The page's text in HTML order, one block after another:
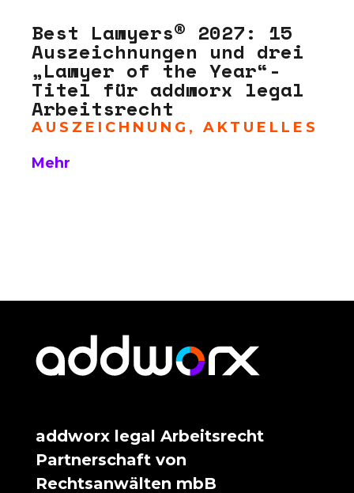
Best Lawyers® 2027: 15
Auszeichnungen und drei
„Lawyer of the Year“-
Titel für addworx legal
Arbeitsrecht
AUSZEICHNUNG , AKTUELLES
Mehr
addworx legal Arbeitsrecht
Partnerschaft von
Rechtsanwälten mbB